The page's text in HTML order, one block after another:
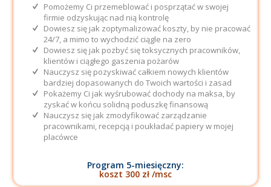
Pomożemy Ci przemeblować i posprzątać w swojej
firmie odzyskując nad nią kontrolę
Dowiesz się jak zoptymalizować koszty, by nie pracować
24/7, a mimo to wychodzić ciągle na zero
Dowiesz się jak pozbyć się toksycznych pracowników,
klientów i ciągłego gaszenia pożarów
Nauczysz się pozyskiwać całkiem nowych klientów
bardziej dopasowanych do Twoich wartości i zasad
Pokażemy Ci jak wyśrubować dochody na maksa, by
zyskać w końcu solidną poduszkę finansową
Nauczysz się jak zmodyfikować zarządzanie
pracownikami, recepcją i poukładać papiery w mojej
placówce
Program 5-miesięczny:
koszt 300 zł /msc